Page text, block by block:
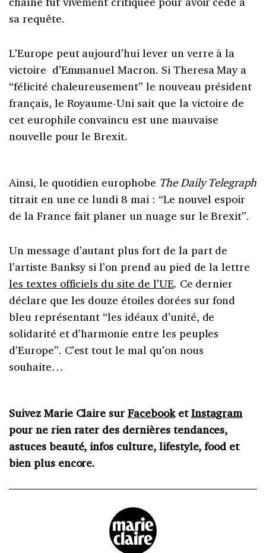
sa requête.
L’Europe peut aujourd’hui lever un verre à la
victoire d’Emmanuel Macron. Si Theresa May a
“félicité chaleureusement” le nouveau président
français, le Royaume-Uni sait que la victoire de
cet europhile convaincu est une mauvaise
nouvelle pour le Brexit.
Ainsi, le quotidien europhobe The Daily Telegraph
titrait en une ce lundi 8 mai : “Le nouvel espoir
de la France fait planer un nuage sur le Brexit”.
Un message d’autant plus fort de la part de
l’artiste Banksy si l’on prend au pied de la lettre
les textes officiels du site de l’UE. Ce dernier
déclare que les douze étoiles dorées sur fond
bleu représentant “les idéaux d’unité, de
solidarité et d’harmonie entre les peuples
d’Europe”. C’est tout le mal qu’on nous
souhaite…
Suivez Marie Claire surFacebooketInstagram
pour ne rien rater des dernières tendances,
astuces beauté, infos culture, lifestyle, food et
bien plus encore.